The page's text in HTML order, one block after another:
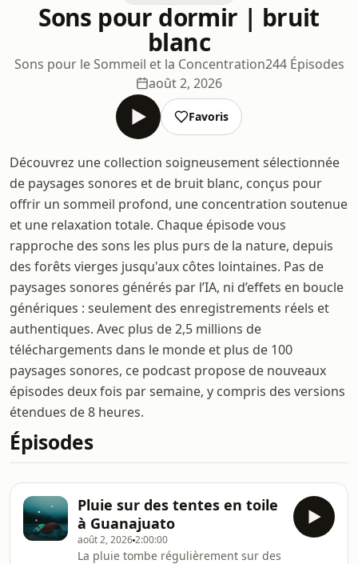
Sons pour dormir | bruit
blanc
Sons pour le Sommeil et la Concentration244 Épisodes
août 2, 2026
Favoris
Découvrez une collection soigneusement sélectionnée
de paysages sonores et de bruit blanc, conçus pour
offrir un sommeil profond, une concentration soutenue
et une relaxation totale. Chaque épisode vous
rapproche des sons les plus purs de la nature, depuis
des forêts vierges jusqu'aux côtes lointaines. Pas de
paysages sonores générés par l’IA, ni d’effets en boucle
génériques : seulement des enregistrements réels et
authentiques. Avec plus de 2,5 millions de
téléchargements dans le monde et plus de 100
paysages sonores, ce podcast propose de nouveaux
épisodes deux fois par semaine, y compris des versions
étendues de 8 heures.
Épisodes
Pluie sur des tentes en toile
à Guanajuato
août 2, 20262:00:00
La pluie tombe régulièrement sur des